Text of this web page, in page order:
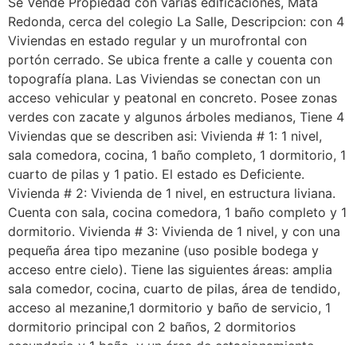
Redonda, cerca del colegio La Salle, Descripcion: con 4
Viviendas en estado regular y un murofrontal con
portón cerrado. Se ubica frente a calle y couenta con
topografía plana. Las Viviendas se conectan con un
acceso vehicular y peatonal en concreto. Posee zonas
verdes con zacate y algunos árboles medianos, Tiene 4
Viviendas que se describen asi: Vivienda # 1: 1 nivel,
sala comedora, cocina, 1 baño completo, 1 dormitorio, 1
cuarto de pilas y 1 patio. El estado es Deficiente.
Vivienda # 2: Vivienda de 1 nivel, en estructura liviana.
Cuenta con sala, cocina comedora, 1 baño completo y 1
dormitorio. Vivienda # 3: Vivienda de 1 nivel, y con una
pequeña área tipo mezanine (uso posible bodega y
acceso entre cielo). Tiene las siguientes áreas: amplia
sala comedor, cocina, cuarto de pilas, área de tendido,
acceso al mezanine,1 dormitorio y baño de servicio, 1
dormitorio principal con 2 baños, 2 dormitorios